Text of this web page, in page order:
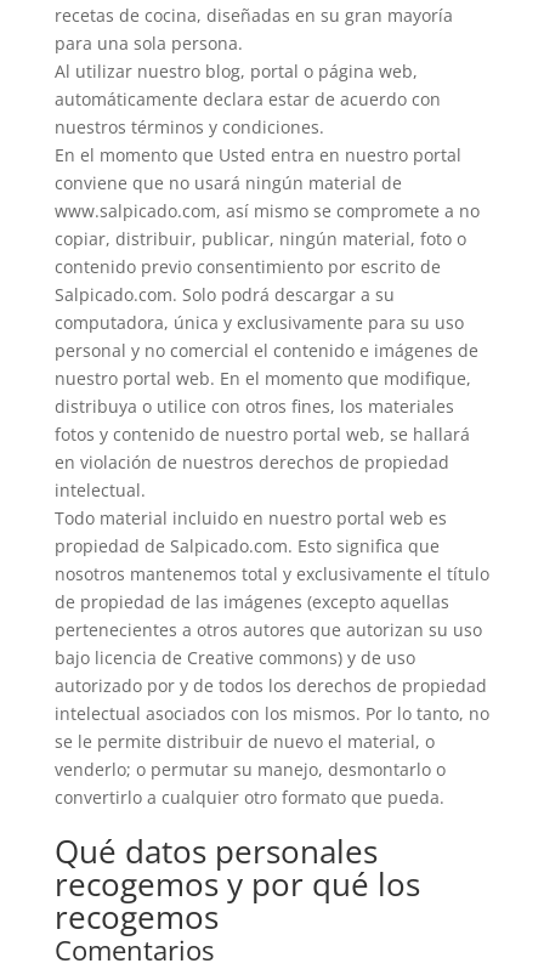
recetas de cocina, diseñadas en su gran mayoría
para una sola persona.
Al utilizar nuestro blog, portal o página web,
automáticamente declara estar de acuerdo con
nuestros términos y condiciones.
En el momento que Usted entra en nuestro portal
conviene que no usará ningún material de
www.salpicado.com, así mismo se compromete a no
copiar, distribuir, publicar, ningún material, foto o
contenido previo consentimiento por escrito de
Salpicado.com. Solo podrá descargar a su
computadora, única y exclusivamente para su uso
personal y no comercial el contenido e imágenes de
nuestro portal web. En el momento que modifique,
distribuya o utilice con otros fines, los materiales
fotos y contenido de nuestro portal web, se hallará
en violación de nuestros derechos de propiedad
intelectual.
Todo material incluido en nuestro portal web es
propiedad de Salpicado.com. Esto significa que
nosotros mantenemos total y exclusivamente el título
de propiedad de las imágenes (excepto aquellas
pertenecientes a otros autores que autorizan su uso
bajo licencia de Creative commons) y de uso
autorizado por y de todos los derechos de propiedad
intelectual asociados con los mismos. Por lo tanto, no
se le permite distribuir de nuevo el material, o
venderlo; o permutar su manejo, desmontarlo o
convertirlo a cualquier otro formato que pueda.
Qué datos personales
recogemos y por qué los
recogemos
Comentarios